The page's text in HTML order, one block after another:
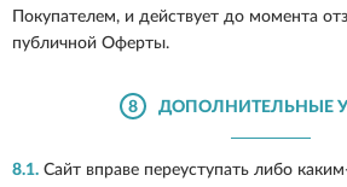
Покупателем, и действует до момента
публичной Оферты.
8 ДОПОЛНИТЕЛЬНЫЕ
8.1. Сайт вправе переуступать либо